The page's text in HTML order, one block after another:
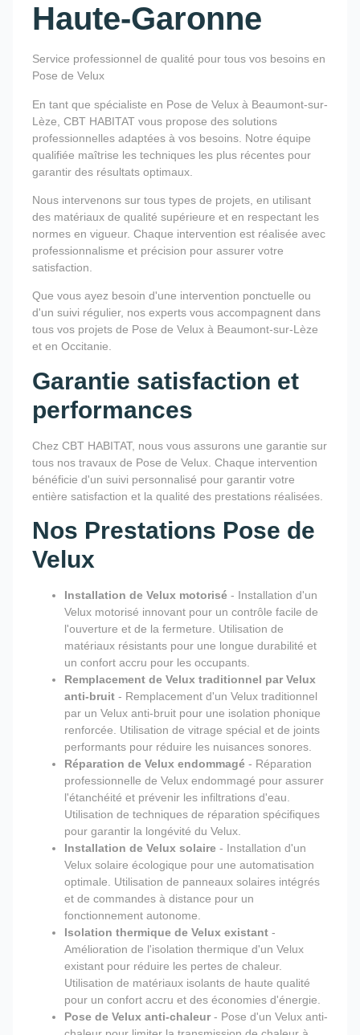
Haute-Garonne
Service professionnel de qualité pour tous vos besoins en
Pose de Velux
En tant que spécialiste en Pose de Velux à Beaumont-sur-
Lèze, CBT HABITAT vous propose des solutions
professionnelles adaptées à vos besoins. Notre équipe
qualifiée maîtrise les techniques les plus récentes pour
garantir des résultats optimaux.
Nous intervenons sur tous types de projets, en utilisant
des matériaux de qualité supérieure et en respectant les
normes en vigueur. Chaque intervention est réalisée avec
professionnalisme et précision pour assurer votre
satisfaction.
Que vous ayez besoin d'une intervention ponctuelle ou
d'un suivi régulier, nos experts vous accompagnent dans
tous vos projets de Pose de Velux à Beaumont-sur-Lèze
et en Occitanie.
Garantie satisfaction et
performances
Chez CBT HABITAT, nous vous assurons une garantie sur
tous nos travaux de Pose de Velux. Chaque intervention
bénéficie d'un suivi personnalisé pour garantir votre
entière satisfaction et la qualité des prestations réalisées.
Nos Prestations Pose de
Velux
Installation de Velux motorisé - Installation d'un
Velux motorisé innovant pour un contrôle facile de
l'ouverture et de la fermeture. Utilisation de
matériaux résistants pour une longue durabilité et
un confort accru pour les occupants.
Remplacement de Velux traditionnel par Velux
anti-bruit - Remplacement d'un Velux traditionnel
par un Velux anti-bruit pour une isolation phonique
renforcée. Utilisation de vitrage spécial et de joints
performants pour réduire les nuisances sonores.
Réparation de Velux endommagé - Réparation
professionnelle de Velux endommagé pour assurer
l'étanchéité et prévenir les infiltrations d'eau.
Utilisation de techniques de réparation spécifiques
pour garantir la longévité du Velux.
Installation de Velux solaire - Installation d'un
Velux solaire écologique pour une automatisation
optimale. Utilisation de panneaux solaires intégrés
et de commandes à distance pour un
fonctionnement autonome.
Isolation thermique de Velux existant -
Amélioration de l'isolation thermique d'un Velux
existant pour réduire les pertes de chaleur.
Utilisation de matériaux isolants de haute qualité
pour un confort accru et des économies d'énergie.
Pose de Velux anti-chaleur- Pose d'un Velux anti-